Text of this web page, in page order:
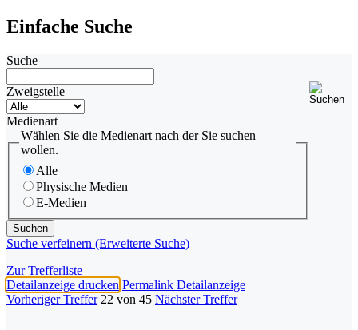
Einfache Suche
Suche
Zweigstelle
Medienart
Wählen Sie die Medienart nach der Sie suchen
wollen.
Alle
Physische Medien
E-Medien
Suche verfeinern (Erweiterte Suche)
Zur Trefferliste
Detailanzeige drucken Permalink Detailanzeige
Vorheriger Treffer 22 von 45 Nächster Treffer